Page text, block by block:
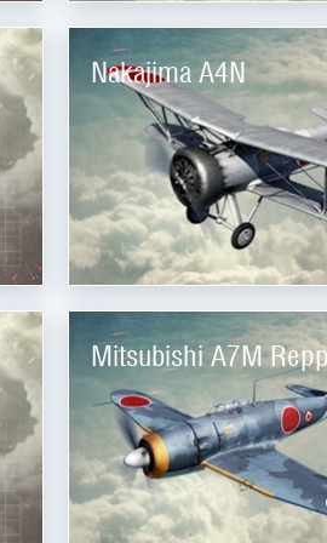
Nakajima A4N
Mitsubishi A7M